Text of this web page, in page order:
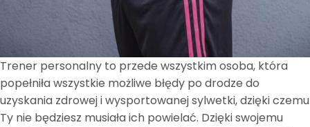
Trener personalny to przede wszystkim osoba, która
popełniła wszystkie możliwe błędy po drodze do
uzyskania zdrowej i wysportowanej sylwetki, dzięki czemu
Ty nie będziesz musiała ich powielać. Dzięki swojemu